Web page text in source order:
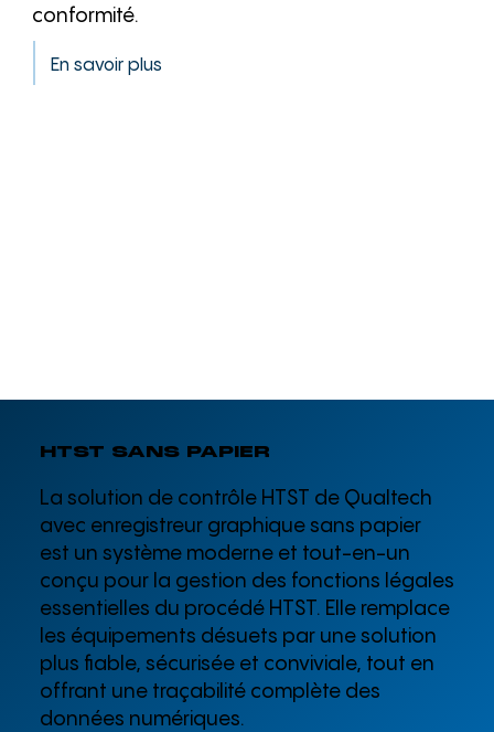
conformité.
En savoir plus
HTST SANS PAPIER
La solution de contrôle HTST de Qualtech
avec enregistreur graphique sans papier
est un système moderne et tout-en-un
conçu pour la gestion des fonctions légales
essentielles du procédé HTST. Elle remplace
les équipements désuets par une solution
plus fiable, sécurisée et conviviale, tout en
offrant une traçabilité complète des
données numériques.